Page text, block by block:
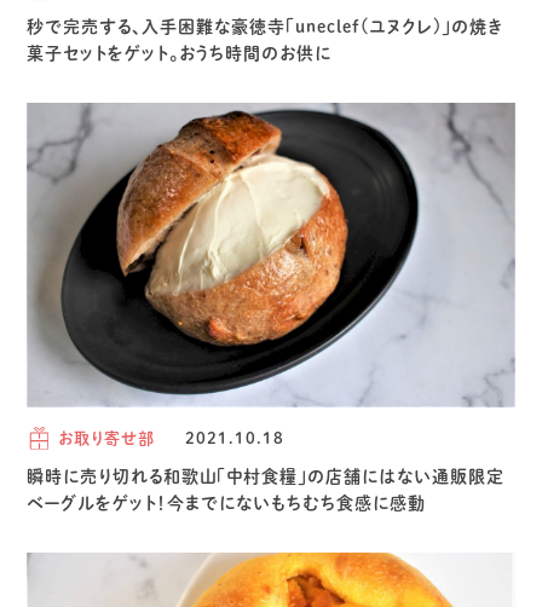
秒で完売する、入手困難な豪徳寺「uneclef(ユヌクレ)」の焼き
菓子セットをゲット。おうち時間のお供に
お取り寄せ部 2021.10.18
瞬時に売り切れる和歌山「中村食糧」の店舗にはない通販限定
ベーグルをゲット！今までにないもちむち食感に感動